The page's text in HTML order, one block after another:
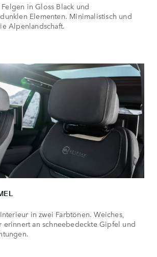
in Gloss Black und
Elementen. Minimalistisch und
Alpenlandschaft.
in zwei Farbtönen. Weiches,
erinnert an schneebedeckte Gipfel und